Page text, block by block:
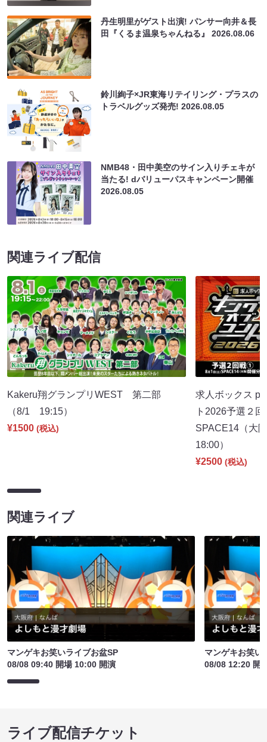
丹生明里がゲスト出演! パンサー向井＆長
田『くるま温泉ちゃんねる』2026.08.06
鈴川絢子×JR東海リテイリング・プラスの
トラベルグッズ発売!2026.08.05
NMB48・田中美空のサイン入りチェキが
当たる! dバリューパスキャンペーン開催
2026.08.05
関連ライブ配信
Kakeru翔グランプリWEST 第二部
（8/1 19:15）
¥1500 (税込)
求人ボックス
ト2026予選２
SPACE14（大
18:00）
¥2500 (税込)
関連ライブ
マンゲキお笑いライブお盆SP
08/08 09:40 開場 10:00 開演
マンゲキお笑い
08/08 12:20 開
ライブ配信チケット